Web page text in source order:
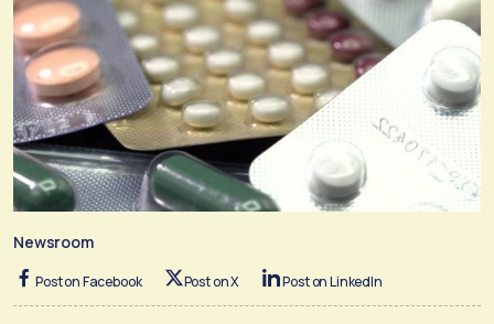
Newsroom
Post on Facebook Post on X Post on LinkedIn